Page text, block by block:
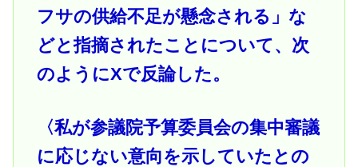
フサの供給不足が懸念される」な
どと指摘されたことについて、次
のようにXで反論した。
〈私が参議院予算委員会の集中審議
に応じない意向を示していたとの